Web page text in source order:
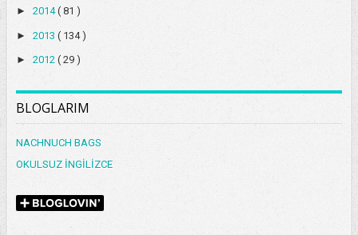
► 2014( 81 )
► 2013 ( 134 )
► 2012 ( 29 )
BLOGLARIM
NACHNUCH BAGS
OKULSUZ İNGİLİZCE